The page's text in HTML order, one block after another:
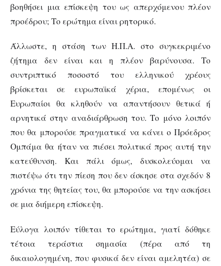
βοηθήσει μια επίσκεψη του ως απερχόμενου πλέον
προέδρου; Το ερώτημα είναι ρητορικό.
Άλλωστε, η στάση των Η.Π.Α. στο συγκεκριμένο
ζήτημα δεν είναι και η πλέον βαρύνουσα. Το
συντριπτικό ποσοστό του ελληνικού χρέους
βρίσκεται σε ευρωπαϊκά χέρια, επομένως οι
Ευρωπαίοι θα κληθούν να απαντήσουν θετικά ή
αρνητικά στην αναδιάρθρωση του. Το μόνο λοιπόν
που θα μπορούσε πραγματικά να κάνει ο Πρόεδρος
Ομπάμα θα ήταν να πιέσει πολιτικά προς αυτή την
κατεύθυνση. Και πάλι όμως, δυσκολεύομαι να
πιστέψω ότι την πίεση που δεν άσκησε στα σχεδόν 8
χρόνια της θητείας του, θα μπορούσε να την ασκήσει
σε μια διήμερη επίσκεψη.
Εύλογα λοιπόν τίθεται το ερώτημα, γιατί δόθηκε
τέτοια τεράστια σημασία (πέρα από τη
δικαιολογημένη, που φυσικά δεν είναι αμελητέα) σε